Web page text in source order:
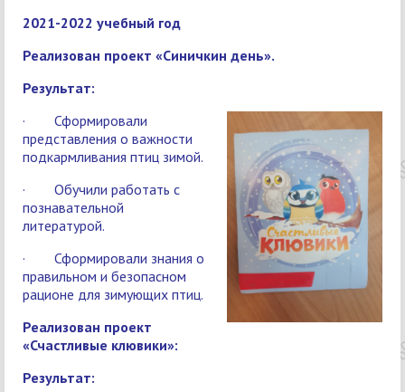
2021-2022 учебный год
Реализован проект «Синичкин день».
Результат:
· Сформировали
представления о важности
подкармливания птиц зимой.
· Обучили работать с
познавательной
литературой.
· Сформировали знания о
правильном и безопасном
рационе для зимующих птиц.
Реализован проект
«Счастливые клювики»:
Результат: